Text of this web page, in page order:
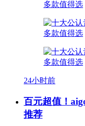
24小时前
百元超值！
推荐